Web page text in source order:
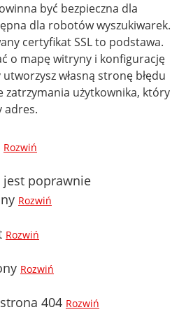
być bezpieczna dla
dla robotów wyszukiwarek.
certyfikat SSL to podstawa.
o mapę witryny i konfigurację
własną stronę błędu
zatrzymania użytkownika, który
adres.
Rozwiń
jest poprawnie
Rozwiń
Rozwiń
Rozwiń
404 Rozwiń